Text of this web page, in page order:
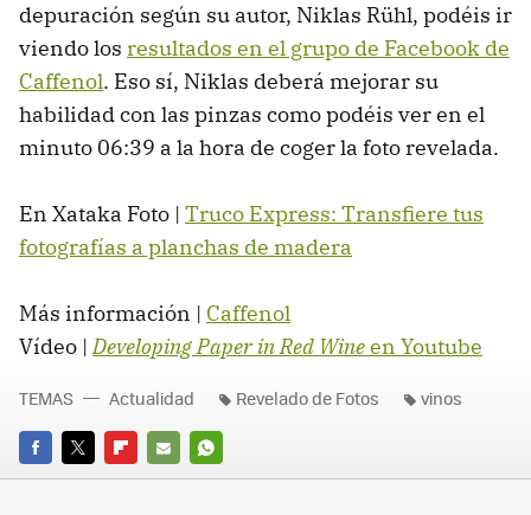
depuración según su autor, Niklas Rühl, podéis ir
viendo los resultados en el grupo de Facebook de
Caffenol. Eso sí, Niklas deberá mejorar su
habilidad con las pinzas como podéis ver en el
minuto 06:39 a la hora de coger la foto revelada.
En Xataka Foto | Truco Express: Transfiere tus
fotografías a planchas de madera
Más información | Caffenol
Vídeo |Developing Paper in Red Wineen Youtube
FACEBOOK
TWITTERFLIPBOARD
E-
WHATSAPP
TEMAS Actualidad Revelado de Fotos vinos